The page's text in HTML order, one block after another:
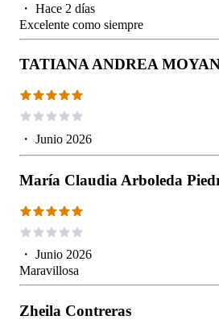
・ Hace 2 días
Excelente como siempre
TATIANA ANDREA
・ Junio 2026
María Claudia Arboleda
・ Junio 2026
Maravillosa
Zheila Contreras